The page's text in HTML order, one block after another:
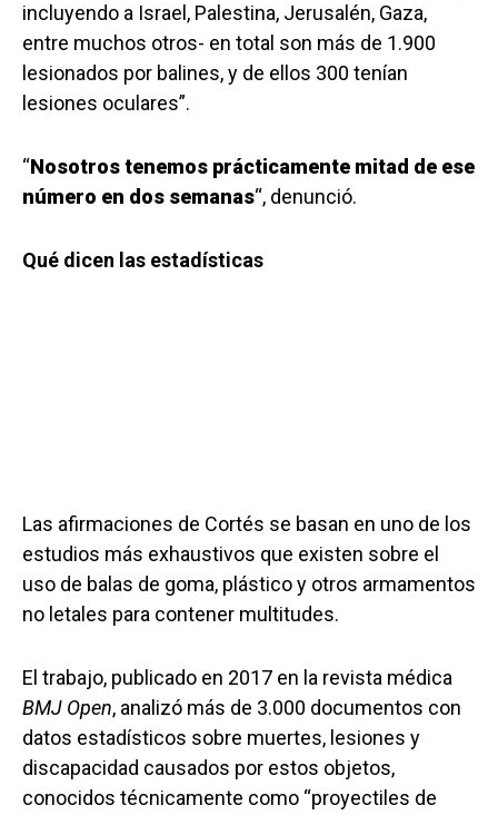
incluyendo a Israel, Palestina, Jerusalén, Gaza,
entre muchos otros- en total son más de 1.900
lesionados por balines, y de ellos 300 tenían
lesiones oculares”.
“Nosotros tenemos prácticamente mitad de ese
número en dos semanas“, denunció.
Qué dicen las estadísticas
Las afirmaciones de Cortés se basan en uno de los
estudios más exhaustivos que existen sobre el
uso de balas de goma, plástico y otros armamentos
no letales para contener multitudes.
El trabajo, publicado en 2017 en la revista médica
BMJ Open, analizó más de 3.000 documentos con
datos estadísticos sobre muertes, lesiones y
discapacidad causados por estos objetos,
conocidos técnicamente como “proyectiles de